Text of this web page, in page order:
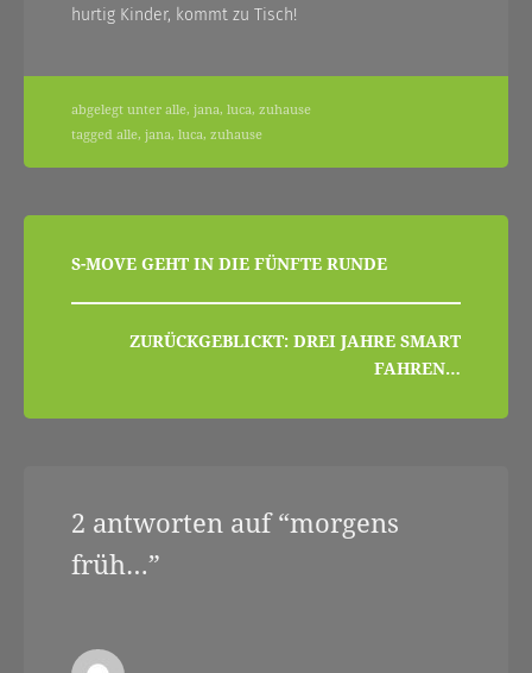
hurtig Kinder, kommt zu Tisch!
abgelegt unter alle, jana, luca, zuhause
tagged alle, jana, luca, zuhause
beitragsnavigation
S-MOVE GEHT IN DIE FÜNFTE RUNDE
ZURÜCKGEBLICKT: DREI JAHRE SMART
FAHREN…
2 antworten auf “morgens
früh…”